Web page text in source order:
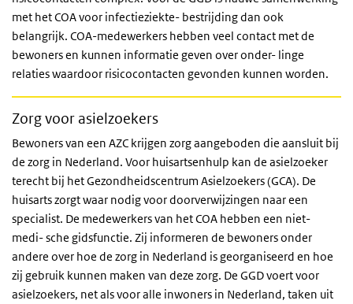
met het COA voor infectieziekte- bestrijding dan ook
belangrijk. COA-medewerkers hebben veel contact met de
bewoners en kunnen informatie geven over onder- linge
relaties waardoor risicocontacten gevonden kunnen worden.
Zorg voor asielzoekers
Bewoners van een AZC krijgen zorg aangeboden die aansluit bij
de zorg in Nederland. Voor huisartsenhulp kan de asielzoeker
terecht bij het Gezondheidscentrum Asielzoekers (GCA). De
huisarts zorgt waar nodig voor doorverwijzingen naar een
specialist. De medewerkers van het COA hebben een niet-
medi- sche gidsfunctie. Zij informeren de bewoners onder
andere over hoe de zorg in Nederland is georganiseerd en hoe
zij gebruik kunnen maken van deze zorg. De GGD voert voor
asielzoekers, net als voor alle inwoners in Nederland, taken uit